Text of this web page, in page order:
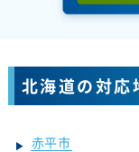
北海道の対応
赤平市